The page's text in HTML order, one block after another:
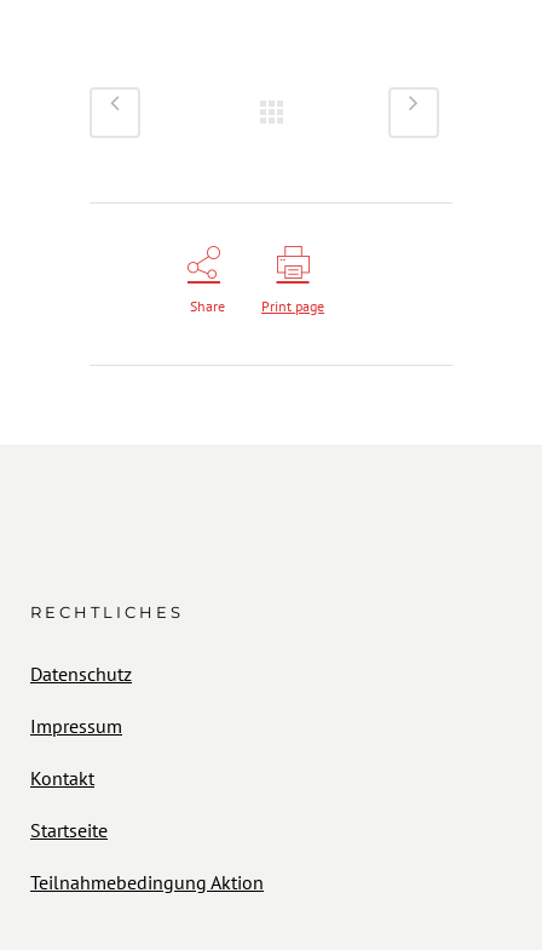
Share Print page
RECHTLICHES
Datenschutz
Impressum
Kontakt
Startseite
Teilnahmebedingung Aktion